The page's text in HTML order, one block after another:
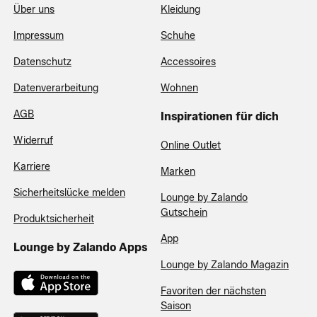
Über uns
Impressum
Datenschutz
Datenverarbeitung
AGB
Widerruf
Karriere
Sicherheitslücke melden
Produktsicherheit
Lounge by Zalando Apps
Kleidung
Schuhe
Accessoires
Wohnen
Inspirationen für dich
Online Outlet
Marken
Lounge by Zalando
Gutschein
App
Lounge by Zalando Magazin
Favoriten der nächsten
Saison